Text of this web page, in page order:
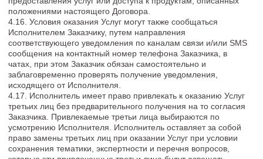
6. ПОРЯДОК ВОЗВРАТА ДЕНЕЖНЫХ СРЕДСТВ
6.1 Возврат денежных средств Исполнителем
осуществляется по заявлению Заказчика, направленному на
info@holly-design.ru не позднее 10
(десяти) календарных дней с даты принятия решения
Исполнителем о возврате. Срок рассмотрения заявления на
возврат – не более 10 (десяти) календарных дней с даты
получения соответствующего заявления.
6.2. Заявление на возврат денежных средств в обязательном
порядке должно содержать ФИО, ИНН, паспортные данные
лица, дату рождения и банковские реквизиты для возврата, а
также адрес электронной почты, номер и дату заказа. В
случае отсутствия каких-либо из указанных сведений,
Исполнитель вправе не принимать заявление к
рассмотрению до момента устранения недочетов.
6.3. Денежные средства возвращаются на тот же банковский
счет Заказчика, с которого производилась оплата услуг.
Денежные средства, за услуги, оплаченные Заказчиком с
помощью банковской карты / расчетного счета, не могут быть
возвращены наличными денежными средствами.
6.4 Возврат денежных средств Заказчику осуществляется за